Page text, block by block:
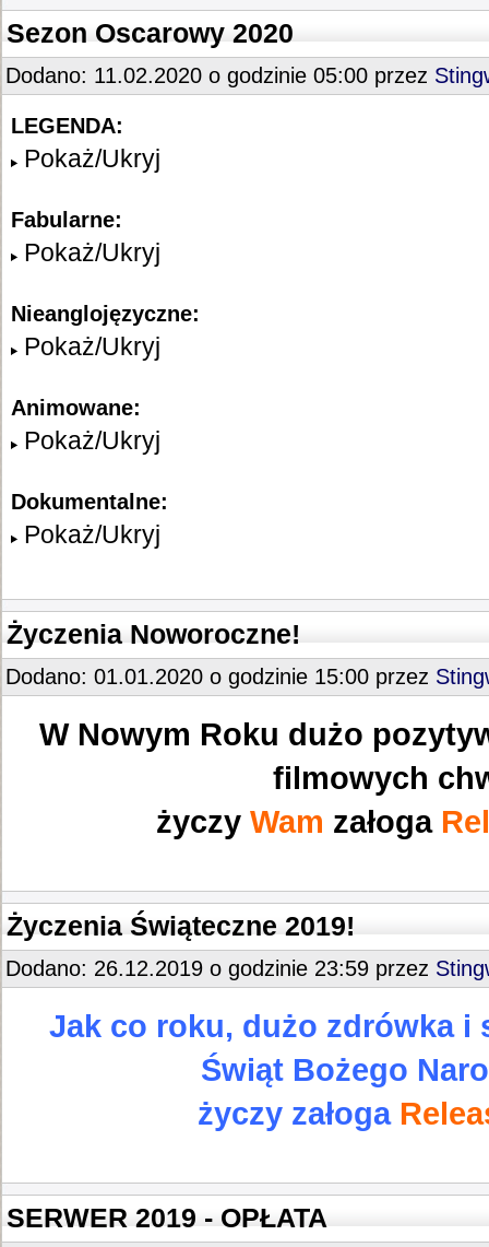
Sezon Oscarowy 2020
Dodano: 11.02.2020 o godzinie 05:00 przez
LEGENDA:
Pokaż/Ukryj
Fabularne:
Pokaż/Ukryj
Nieanglojęzyczne:
Pokaż/Ukryj
Animowane:
Pokaż/Ukryj
Dokumentalne:
Pokaż/Ukryj
Życzenia Noworoczne!
Dodano: 01.01.2020 o godzinie 15:00 przez
W Nowym Roku dużo
filmowych
życzy Wam załoga
Życzenia Świąteczne 2019!
Dodano: 26.12.2019 o godzinie 23:59 przez
Jak co roku, dużo zdrówka i
Świąt Bożego
życzy załoga
SERWER 2019 - OPŁATA